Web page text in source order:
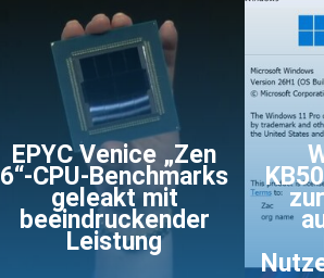
EPYC Venice „Zen
6“-CPU-Benchmarks
geleakt mit
beeindruckender
Leistung